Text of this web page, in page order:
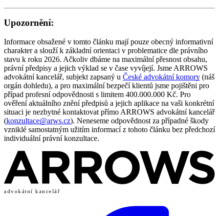
Upozornění:
Informace obsažené v tomto článku mají pouze obecný informativní
charakter a slouží k základní orientaci v problematice dle právního
stavu k roku 2026. Ačkoliv dbáme na maximální přesnost obsahu,
právní předpisy a jejich výklad se v čase vyvíjejí. Jsme ARROWS
advokátní kancelář, subjekt zapsaný u České advokátní komory (náš
orgán dohledu), a pro maximální bezpečí klientů jsme pojištěni pro
případ profesní odpovědnosti s limitem 400.000.000 Kč. Pro
ověření aktuálního znění předpisů a jejich aplikace na vaši konkrétní
situaci je nezbytné kontaktovat přímo ARROWS advokátní kancelář
(konzultace@arws.cz). Neneseme odpovědnost za případné škody
vzniklé samostatným užitím informací z tohoto článku bez předchozí
individuální právní konzultace.
advokátní kancelář